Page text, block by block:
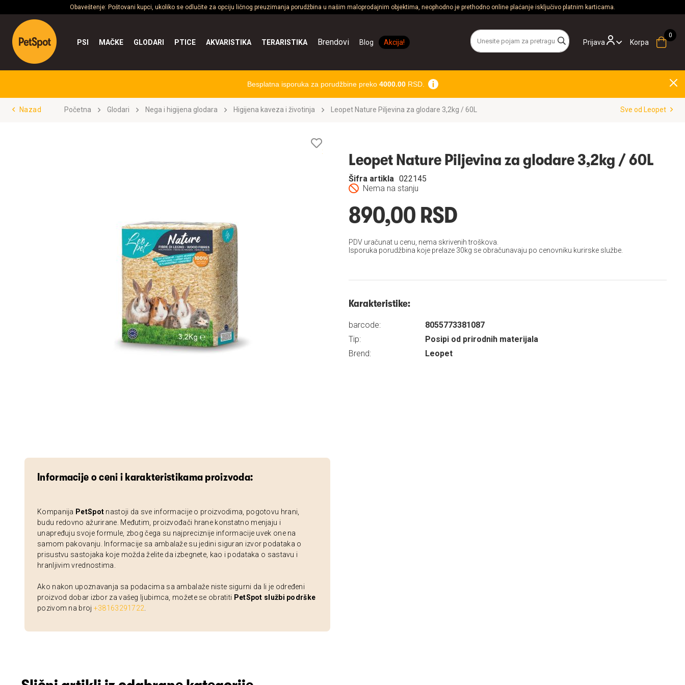
Obaveštenje: Poštovani kupci, ukoliko se odlučite za opciju ličnog preuzimanja porudžbina u našim maloprodajnim objektima, neophodno je prethodno online plaćanje isključivo platnim karticama.
Prijava
PSI MAČKE GLODARI PTICE AKVARISTIKA TERARISTIKA Brendovi Blog Akcija! Korpa
Besplatna isporuka za porudžbine preko 4000.00RSD.
Nazad Početna Glodari Nega i higijena glodara Higijena kaveza i životinja Leopet Nature Piljevina za glodare 3,2kg / 60L Sve od Leopet
Informacije o ceni i karakteristikama proizvoda:
Kompanija PetSpot nastoji da sve informacije o proizvodima, pogotovu hrani,
budu redovno ažurirane. Međutim, proizvođači hrane konstatno menjaju i
unapređuju svoje formule, zbog čega su najpreciznije informacije uvek one na
samom pakovanju. Informacije sa ambalaže su jedini siguran izvor podataka o
prisustvu sastojaka koje možda želite da izbegnete, kao i podataka o sastavu i
hranljivim vrednostima.
Ako nakon upoznavanja sa podacima sa ambalaže niste sigurni da li je određeni
proizvod dobar izbor za vašeg ljubimca, možete se obratiti PetSpot službi podrške
pozivom na broj +38163291722
želja
Leopet Nature Piljevina za glodare 3,2kg / 60L
Nema na stanju
Šifra artikla 022145
890,00 RSD
PDV uračunat u cenu, nema skrivenih troškova.
Isporuka porudžbina koje prelaze 30kg se obračunavaju po cenovniku kurirske službe.
Karakteristike:
barcode:
8055773381087
Tip:
Posipi od prirodnih materijala
Brend:
Leopet